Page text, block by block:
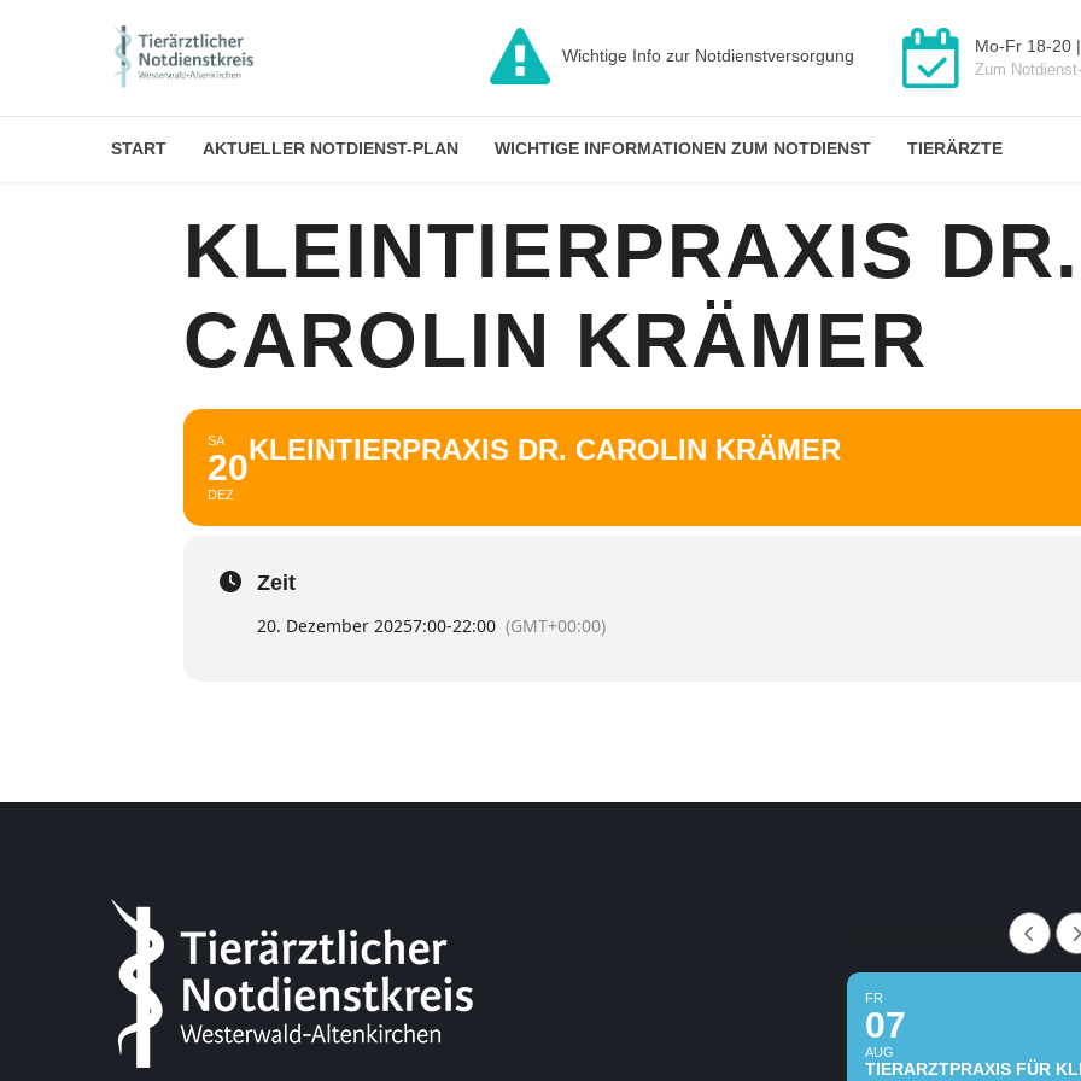
Wichtige Info zur Notdienstversorgung Mo-Fr 18-20
Zum
START AKTUELLER NOTDIENST-PLAN WICHTIGE INFORMATIONEN ZUM NOTDIENST TIERÄRZTE
KLEINTIERPRAXIS DR.
CAROLIN KRÄMER
SA
20
DEZ
KLEINTIERPRAXIS DR. CAROLIN KRÄMER
Zeit
20. Dezember 20257:00-22:00 (GMT+00:00)
FR
07
AUG
TIERARZTPRAXIS FÜR